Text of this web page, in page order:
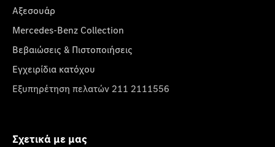
Αξεσουάρ
Mercedes-Benz Collection
Βεβαιώσεις & Πιστοποιήσεις
Εγχειρίδια κατόχου
Εξυπηρέτηση πελατών 211 2111556
Σχετικά με μας